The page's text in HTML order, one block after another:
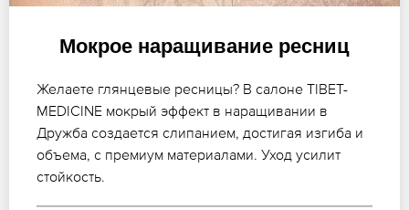
Мокрое наращивание ресниц
Желаете глянцевые ресницы? В салоне TIBET-
MEDICINE мокрый эффект в наращивании в
Дружба создается слипанием, достигая изгиба и
объема, с премиум материалами. Уход усилит
стойкость.